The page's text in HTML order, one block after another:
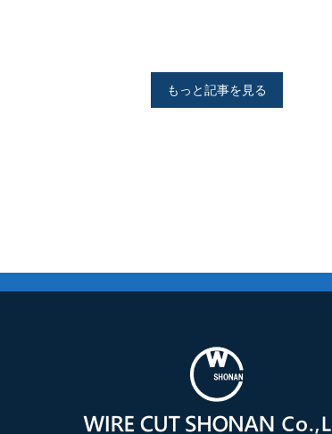
もっと記事を見る